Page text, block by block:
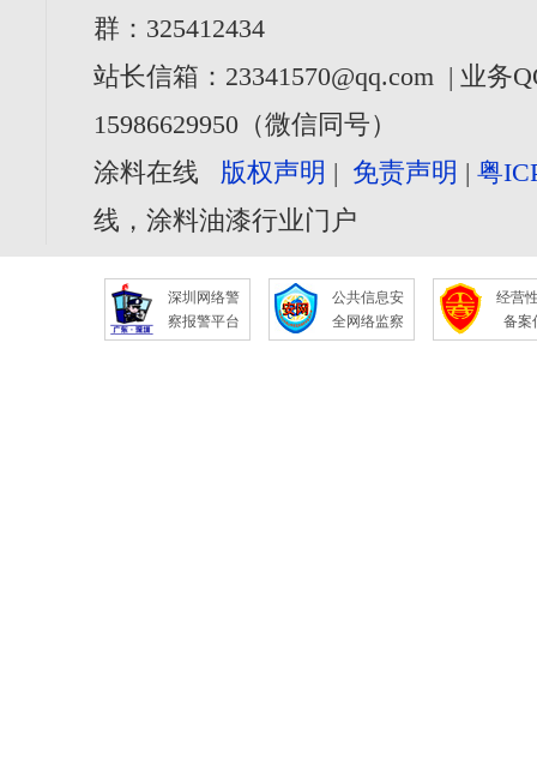
群：325412434
站长信箱：23341570@qq.com | 业务
15986629950（微信同号）
涂料在线 版权声明 | 免责声明 |粤
线，涂料油漆行业门户
深圳网络警
察报警平台
公共信息安
全网络监察
经营
备案